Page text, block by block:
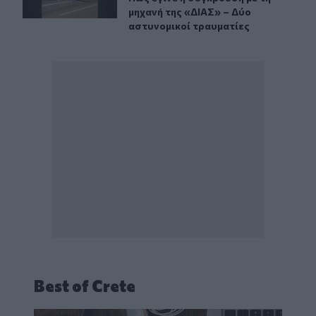
μηχανή της «ΔΙΑΣ» – Δύο
αστυνομικοί τραυματίες
Best of Crete